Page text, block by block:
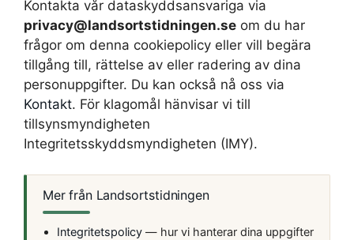
Kontakta vår dataskyddsansvariga via
privacy@landsortstidningen.se om du har
frågor om denna cookiepolicy eller vill begära
tillgång till, rättelse av eller radering av dina
personuppgifter. Du kan också nå oss via
Kontakt. För klagomål hänvisar vi till
tillsynsmyndigheten
Integritetsskyddsmyndigheten (IMY).
Mer från Landsortstidningen
Integritetspolicy — hur vi hanterar dina uppgifter